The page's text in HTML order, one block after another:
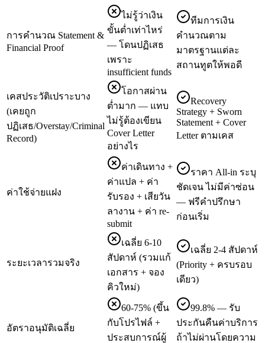
การคำนวณ Statement &
Financial Proof
ไม่รู้ว่าเงิน
ขั้นต่ำเท่าไหร่
— โดนปฏิเสธ
เพราะ
insufficient funds
ทีมการเงิน
คำนวณตาม
มาตรฐานแต่ละ
สถานทูตให้พอดี
เคสประวัติเปราะบาง
(เคยถูก
ปฏิเสธ/Overstay/Criminal
Record)
โอกาสผ่าน
ต่ำมาก — แทบ
ไม่รู้ต้องเขียน
Cover Letter
อย่างไร
Recovery
Strategy + Sworn
Statement + Cover
Letter ตามเคส
ค่าใช้จ่ายแฝง
ค่าเดินทาง +
ค่าแปล + ค่า
รับรอง + เสียวัน
ลางาน + ค่า re-
submit
ราคา All-in ระบุ
ชัดเจน ไม่มีค่าซ่อน
— ฟรีคำปรึกษา
ก่อนเริ่ม
ระยะเวลารวมจริง
เฉลี่ย 6-10
สัปดาห์ (รวมแก้
เอกสาร + จอง
คิวใหม่)
เฉลี่ย 2-4 สัปดาห์
(Priority + ครบรอบ
เดียว)
อัตราอนุมัติเฉลี่ย
60-75% (ขึ้น
กับโปรไฟล์ +
ประสบการณ์ผู้
99.8% — รับ
ประกันคืนค่าบริการ
ถ้าไม่ผ่านโดยความ